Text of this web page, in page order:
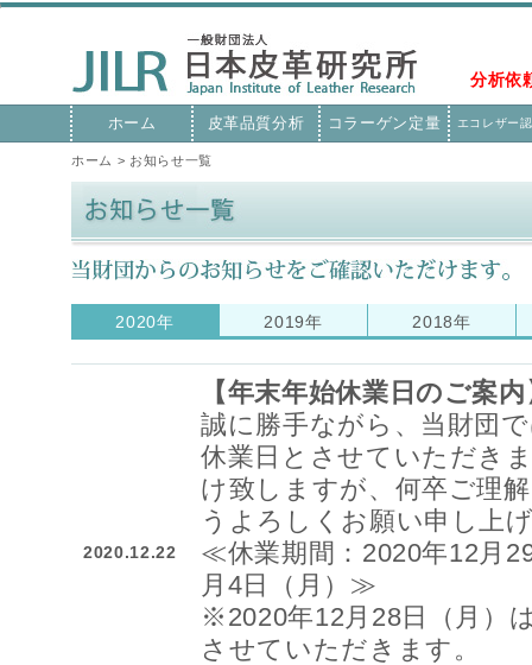
分析依
ホーム 皮革品質分析 コラーゲン定量 エコレザー
ホーム > お知らせ一覧
2020年 2019年 2018年
2020.12.22
【年末年始休業日のご案
誠に勝手ながら、当財団
休業日とさせていただき
け致しますが、何卒ご理
うよろしくお願い申し上
≪休業期間：2020年12月
月4日（月）≫
※2020年12月28日（月）
させていただきます。